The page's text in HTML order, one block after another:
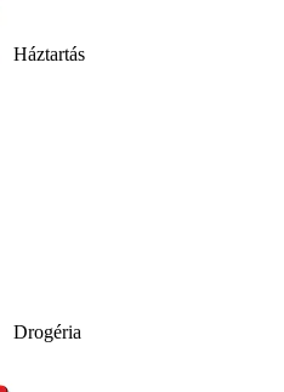
Háztartás
Drogéria